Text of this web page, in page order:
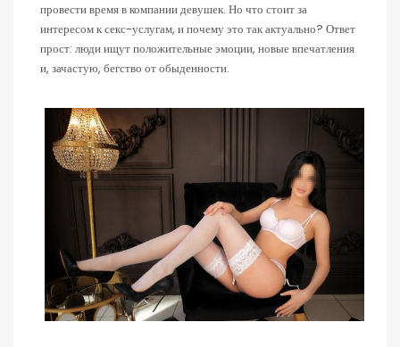
провести время в компании девушек. Но что стоит за
интересом к секс-услугам, и почему это так актуально? Ответ
прост: люди ищут положительные эмоции, новые впечатления
и, зачастую, бегство от обыденности.